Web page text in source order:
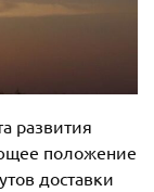
развития
положение
доставки